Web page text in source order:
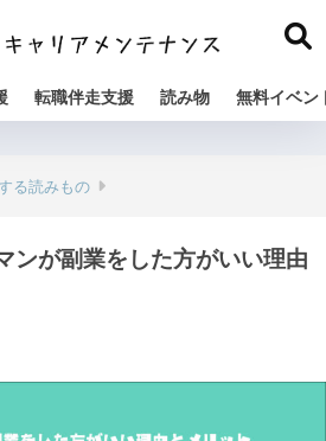
転職伴走支援 読み物 無料イベン
る読みもの
ンが副業をした方がいい理由